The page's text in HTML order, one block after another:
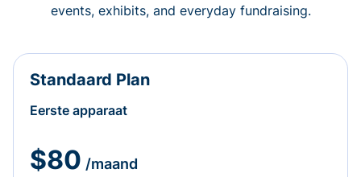
events, exhibits, and everyday fundraising.
Standaard Plan
Eerste apparaat
$80 /maand